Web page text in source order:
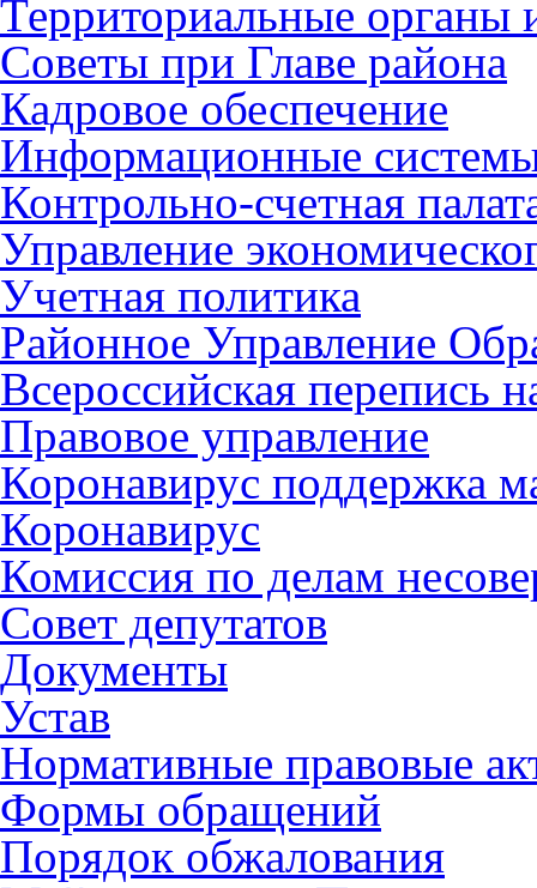
Территориальные органы
Советы при Главе района
Кадровое обеспечение
Информационные
Контрольно-счетная
Управление
Учетная политика
Районное Управление
Всероссийская перепись
Правовое управление
Коронавирус поддержка
Коронавирус
Комиссия по делам
Совет депутатов
Документы
Устав
Нормативные правовые
Формы обращений
Порядок обжалования